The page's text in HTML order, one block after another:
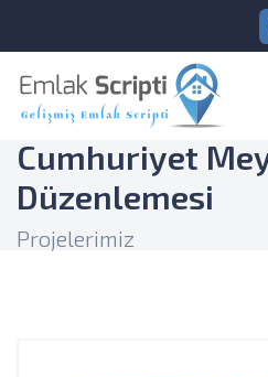
Cumhuriyet
Düzenlemesi
Projelerimiz